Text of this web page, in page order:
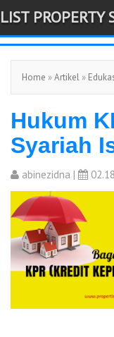
-->
LIST PROPERTY
Home »Artikel »
Hukum
Syariah
abinezidna |